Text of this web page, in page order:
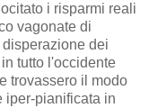
i risparmi reali
vagonate di
dei
tutto l'occidente
trovassero il modo
iper-pianificata in